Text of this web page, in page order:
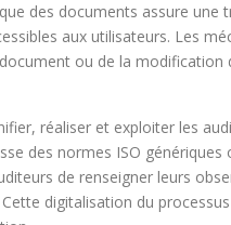
des documents assure une
aux utilisateurs. Les
ou de la modification
réaliser et exploiter les
des normes ISO
de renseigner leurs
digitalisation du